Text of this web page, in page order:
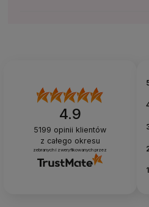
4.9
5199 opinii klientów
z całego okresu
zebranych i zweryfikowanych przez
1